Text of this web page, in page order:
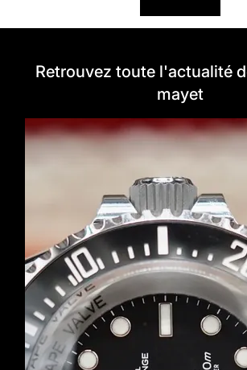
Retrouvez toute l'actualité
mayet